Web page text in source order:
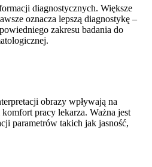
diagnostycznych. Większe
oznacza lepszą diagnostykę –
zakresu badania do
obrazy wpływają na
pracy lekarza. Ważna jest
parametrów takich jak jasność,